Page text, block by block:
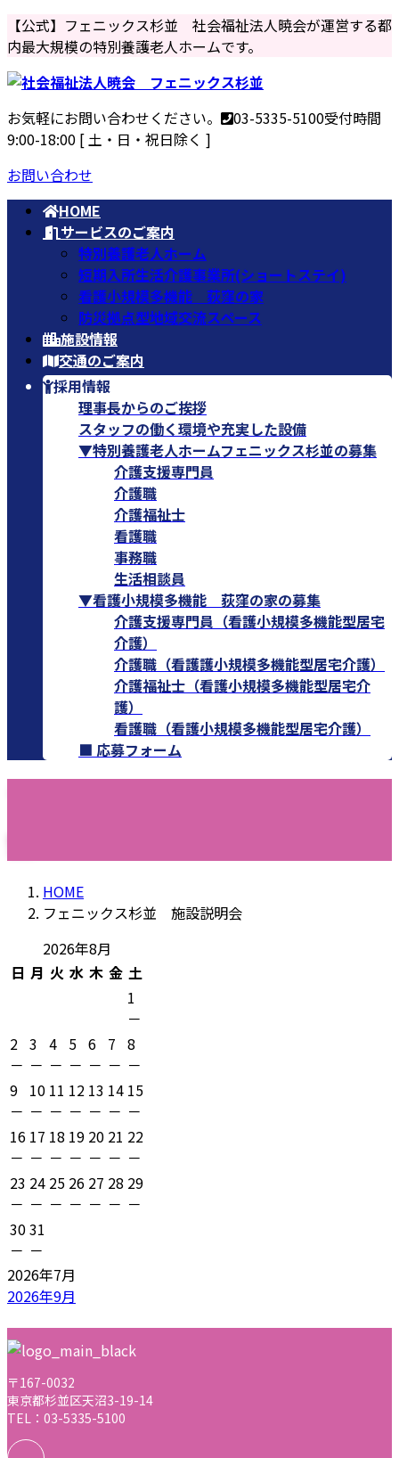
コ
ン
テ
ン
ツ
へ
ス
キ
ッ
ナ
ビ
ゲ
ー
シ
ョ
ン
に
移
【公式】フェニックス杉並 社会福祉法人暁会が運営する都
内最大規模の特別養護老人ホームです。
お気軽にお問い合わせください。 03-5335-5100受付時間
9:00-18:00 [ 土・日・祝日除く ]
お問い合わせ
HOME
サービスのご案内
特別養護老人ホーム
短期入所生活介護事業所(ショートステイ)
看護小規模多機能 荻窪の家
防災拠点型地域交流スペース
施設情報
交通のご案内
採用情報
理事長からのご挨拶
スタッフの働く環境や充実した設備
▼特別養護老人ホームフェニックス杉並の募集
介護支援専門員
介護職
介護福祉士
看護職
事務職
生活相談員
▼看護小規模多機能 荻窪の家の募集
介護支援専門員（看護小規模多機能型居宅
介護）
介護職（看護護小規模多機能型居宅介護）
介護福祉士（看護小規模多機能型居宅介
護）
看護職（看護小規模多機能型居宅介護）
■ 応募フォーム
HOME
フェニックス杉並 施設説明会
2026年8月
日 月 火 水 木 金 土
1
－
2
－
3
－
4
－
5
－
6
－
7
－
8
－
9
－
10
－
11
－
12
－
13
－
14
－
15
－
16
－
17
－
18
－
19
－
20
－
21
－
22
－
23
－
24
－
25
－
26
－
27
－
28
－
29
－
30
－
31
－
2026年7月
2026年9月
〒167-0032
東京都杉並区天沼3-19-14
TEL：03-5335-5100